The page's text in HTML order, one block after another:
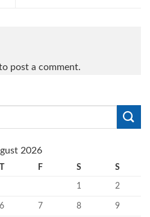
post a comment.
2026
T F S S
1 2
6 7 8 9